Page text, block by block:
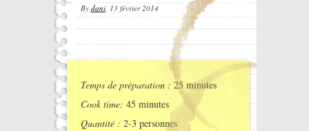
By dani, 13 février 2014
Temps de préparation : 25 minutes
Cook time: 45 minutes
Quantité : 2-3 personnes